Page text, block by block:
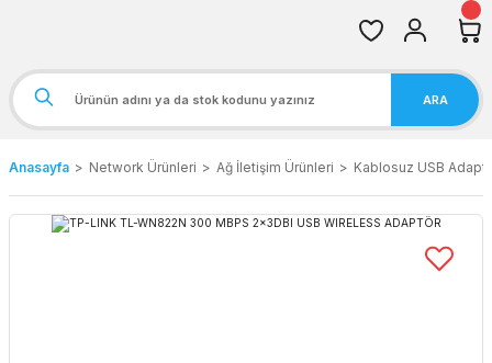
ARA
Anasayfa Network Ürünleri Ağ İletişim Ürünleri Kablosuz USB